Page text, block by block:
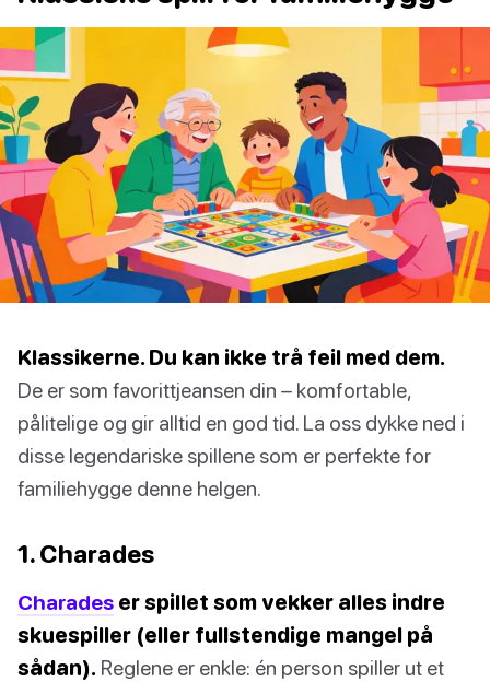
Klassikerne. Du kan ikke trå feil med dem.
De er som favorittjeansen din – komfortable,
pålitelige og gir alltid en god tid. La oss dykke ned i
disse legendariske spillene som er perfekte for
familiehygge denne helgen.
1. Charades
Charades er spillet som vekker alles indre
skuespiller (eller fullstendige mangel på
sådan). Reglene er enkle: én person spiller ut et